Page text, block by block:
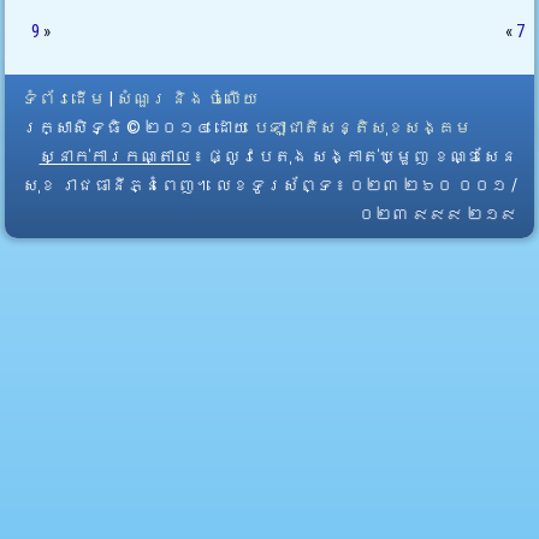
9 » « 7
ទំព័រដើម
សំណួរ និង ចំលើយ
រក្សាសិទ្ធិ © ២០១៤ ដោយ​ បេឡាជាតិសន្តិសុខសង្គម
ស្នាក់ការកណ្តាល ៖ ផ្លូវបេតុង សង្កាត់ឃ្មួញ ខណ្ឌសែន
សុខ រាជធានីភ្នំពេញ។ លេខទូរស័ព្ទ ៖ ០២៣ ២៦០ ០០១ /
០២៣ ៩៩៩ ២១៩